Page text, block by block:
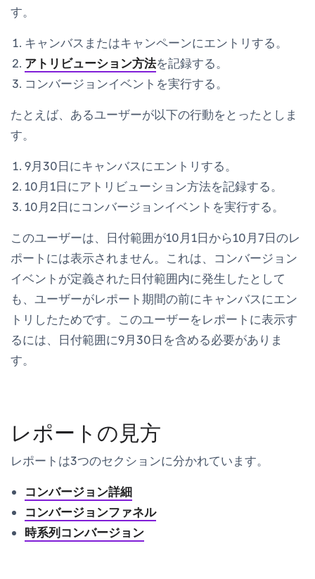
す。
キャンバスまたはキャンペーンにエントリする。
アトリビューション方法を記録する。
コンバージョンイベントを実行する。
たとえば、あるユーザーが以下の行動をとったとしま
す。
9月30日にキャンバスにエントリする。
10月1日にアトリビューション方法を記録する。
10月2日にコンバージョンイベントを実行する。
このユーザーは、日付範囲が10月1日から10月7日のレ
ポートには表示されません。これは、コンバージョン
イベントが定義された日付範囲内に発生したとして
も、ユーザーがレポート期間の前にキャンバスにエン
トリしたためです。このユーザーをレポートに表示す
るには、日付範囲に9月30日を含める必要がありま
す。
レポートの見方
レポートは3つのセクションに分かれています。
コンバージョン詳細
コンバージョンファネル
時系列コンバージョン